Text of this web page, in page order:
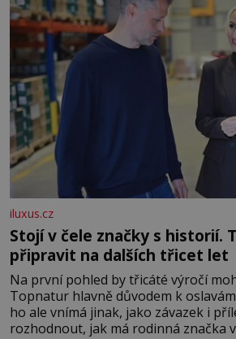
iluxus.cz
Stojí v čele značky s historií.
připravit na dalších třicet let
Na první pohled by třicáté výročí
Topnatur hlavně důvodem k
ho ale vnímá jinak, jako závazek i
rozhodnout, jak má rodinná značka